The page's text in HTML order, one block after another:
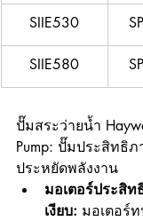
SIIE530
SIIE580
ปั๊มสระว่ายน้ำ
Pump: ปั๊มประสิทธิภ
ประหยัดพลังงาน
มอเตอร์ประสิท
เงียบ: มอเตอร์